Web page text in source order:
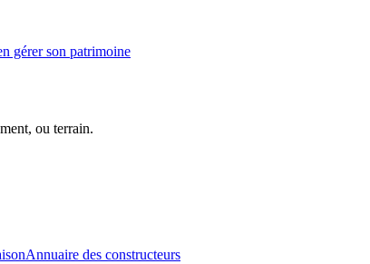
gérer son patrimoine
ou terrain.
Annuaire des constructeurs